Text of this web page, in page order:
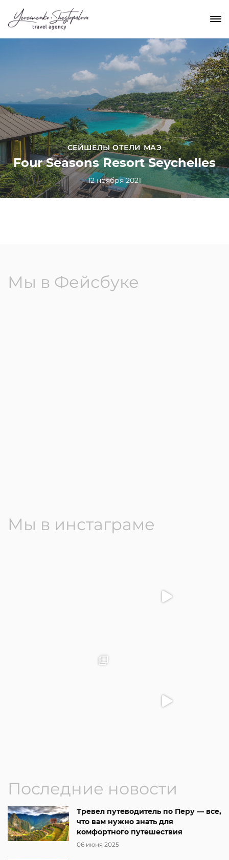
СЕЙШЕЛЫ ОТЕЛИ МАЭ
Four Seasons Resort Seychelles
12 ноября 2021
Мы в Фейсбуке
Последние новости
Тревел путеводитель по Перу — все,
что вам нужно знать для
комфортного путешествия
06 июня 2025
Мы в инстаграме